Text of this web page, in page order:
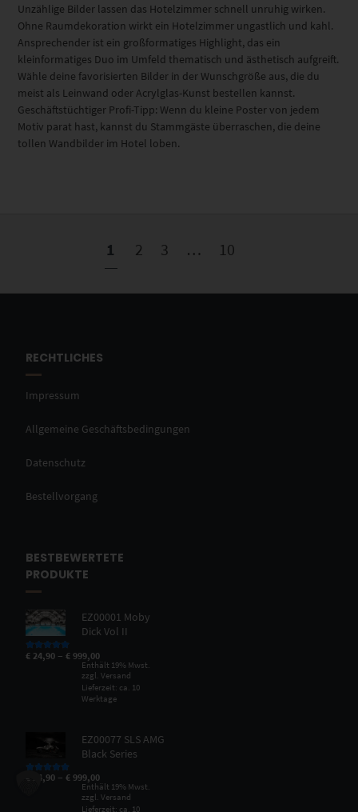
Unzählige Bilder lassen das Hotelzimmer schnell unruhig wirken.
Ohne Raumdekoration wirkt ein Hotelzimmer ungastlich und kahl.
Ansprechender ist ein großformatiges Highlight, das ein
kleinformatiges Duo im Umfeld thematisch und ästhetisch aufgreift.
Wähle deine favorisierten Bilder in der Wunschgröße aus, die du
meist als Leinwand oder Acrylglas-Kunst bestellen kannst.
Geschäftstüchtiger Profi-Tipp: Wenn du kleine Poster von jedem
Motiv parat hast, kannst du Stammgäste überraschen, die deine
tollen Wandbilder im Hotel loben.
1 2 3 … 10
RECHTLICHES
Impressum
Allgemeine Geschäftsbedingungen
Datenschutz
Bestellvorgang
BESTBEWERTETE
PRODUKTE
EZ00001 Moby
Dick Vol II
Bewertet mit
von 5
€ 24,90 –€ 999,00
Enthält 19% Mwst.
zzgl.Versand
Lieferzeit: ca. 10
Werktage
EZ00077 SLS AMG
Black Series
Bewertet mit
von 5
€ 24,90 –€ 999,00
Enthält 19% Mwst.
zzgl.Versand
Lieferzeit: ca. 10